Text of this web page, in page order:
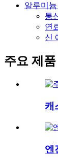
알루미
통
연
신
주요 제품
캐
엔